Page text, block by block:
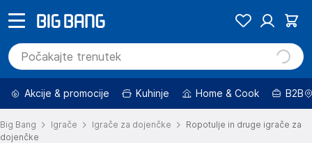
Akcije & promocije Kuhinje Home & Cook B2B
Big Bang Igrače Igrače za dojenčke
Ropotulje in druge igrače za
dojenčke